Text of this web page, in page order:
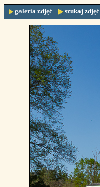
galeria zdjęć szukaj zdjęć